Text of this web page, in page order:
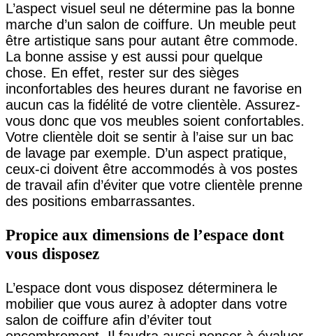
L’aspect visuel seul ne détermine pas la bonne
marche d’un salon de coiffure. Un meuble peut
être artistique sans pour autant être commode.
La bonne assise y est aussi pour quelque
chose. En effet, rester sur des sièges
inconfortables des heures durant ne favorise en
aucun cas la fidélité de votre clientèle. Assurez-
vous donc que vos meubles soient confortables.
Votre clientèle doit se sentir à l’aise sur un bac
de lavage par exemple. D’un aspect pratique,
ceux-ci doivent être accommodés à vos postes
de travail afin d’éviter que votre clientèle prenne
des positions embarrassantes.
Propice aux dimensions de l’espace dont
vous disposez
L’espace dont vous disposez déterminera le
mobilier que vous aurez à adopter dans votre
salon de coiffure afin d’éviter tout